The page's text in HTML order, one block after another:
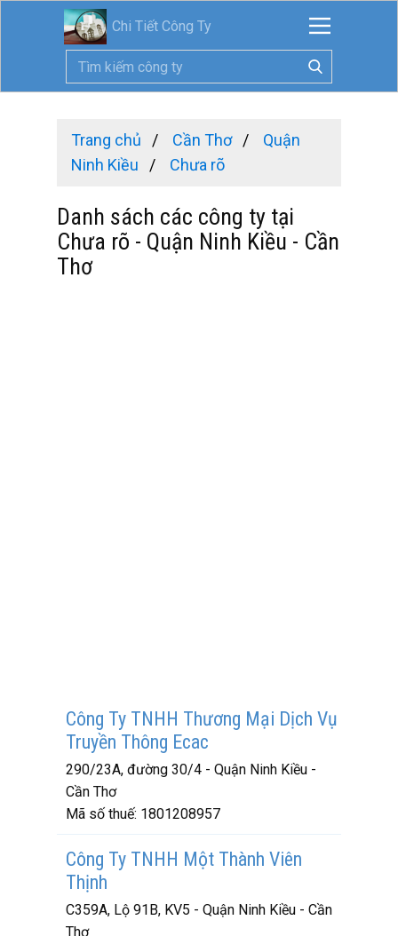
Chi Tiết Công Ty
Trang chủ Cần Thơ
Quận
Ninh Kiều
Chưa rõ
Danh sách các công ty tại
Chưa rõ - Quận Ninh Kiều - Cần
Thơ
Công Ty TNHH Thương Mại Dịch Vụ
Truyền Thông Ecac
290/23A, đường 30/4 - Quận Ninh Kiều -
Cần Thơ
Mã số thuế: 1801208957
Công Ty TNHH Một Thành Viên
Thịnh
C359A, Lộ 91B, KV5 - Quận Ninh Kiều - Cần
Thơ